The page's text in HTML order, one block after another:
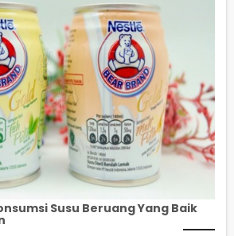
Susu Beruang Yang Baik